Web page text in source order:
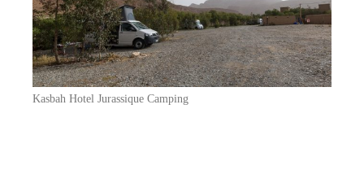
Kasbah Hotel Jurassique Camping